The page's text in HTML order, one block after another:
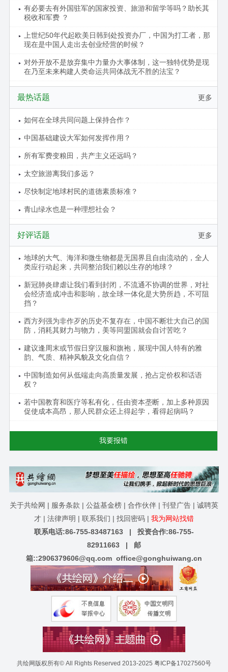
有必要去有外国驻军的国家投资、旅游和留学等吗？助长其
税收和军费 ？
上世纪50年代起欧美日韩到处投资办厂，中国为打工者，那
现在是中国人走出去创业经营的时候？
对外开放不是放弃集中力量办大事体制，这一独特优势是现
在乃至未来构建人类命运共同体战无不胜的法宝？
更多
最热话题
如何在全球共同问题上保持合作？
中国基础建设大军如何发挥作用？
所有军费变粮田，共产主义还远吗？
太空旅游离我们多远？
尽快制定地球村民的道德素质标准？
青山绿水也是一种理想社会？
更多
好评话题
地球的大气、海洋和微生物都是无国界且自由流动的，全人
类应行动起来，共同整治我们赖以生存的地球？
新冠肺炎肆虐让我们看到封闭，不流通不协调的世界，对社
会经济造成冲击和影响，故全球一体化是大势所趋，不可阻
挡？
西方列强为非作歹的历史不复存在，中国不断壮大自己的国
防，消耗其财力与物力，美等同盟国就会自讨苦吃？
建议逢周末或节假日穿汉服和旗袍，展现中国人特有的雅
韵、气质、精神风貌及文化自信？
中国制造如何从低端走向高质量发展，抢占定价权和话语
权？
若中国教育和医疗等私有化，任由资本垄断，加上多种原因
促使成本高昂，那人民群众还上得起学，看得起病吗？
我要报错
关于共绘网 | 服务条款 | 公益基金榜 | 合作伙伴 | 刊登广告 | 诚聘英
才 | 法律声明 | 联系我们 | 找回密码 | 我为网站找错
联系电话:86-755-83487163 | 投资合作:86-755-
82911663 | 邮
箱::2906379606@qq.com office@gonghuiwang.cn
共绘网版权所有© All Rights Reserved 2013-2025 粤ICP备17027560号